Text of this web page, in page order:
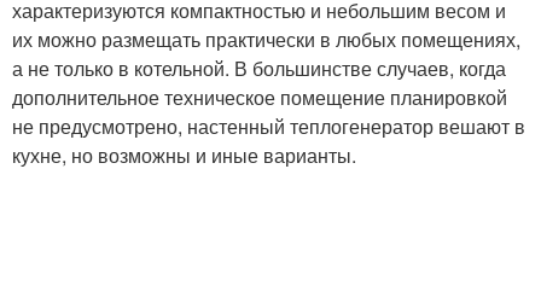
характеризуются компактностью и небольшим весом и
их можно размещать практически в любых помещениях,
а не только в котельной. В большинстве случаев, когда
дополнительное техническое помещение планировкой
не предусмотрено, настенный теплогенератор вешают в
кухне, но возможны и иные варианты.